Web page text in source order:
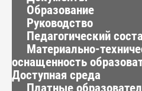
Образование
Руководство
Педагогический
Материально-
оснащенность
Доступная среда
Платные